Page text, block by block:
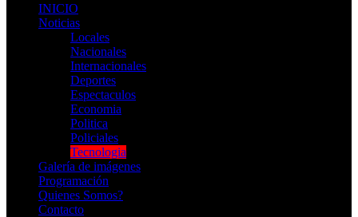
INICIO
Noticias
Locales
Nacionales
Internacionales
Deportes
Espectaculos
Economia
Politica
Policiales
Tecnologia
Galería de imágenes
Programación
Quienes Somos?
Contacto